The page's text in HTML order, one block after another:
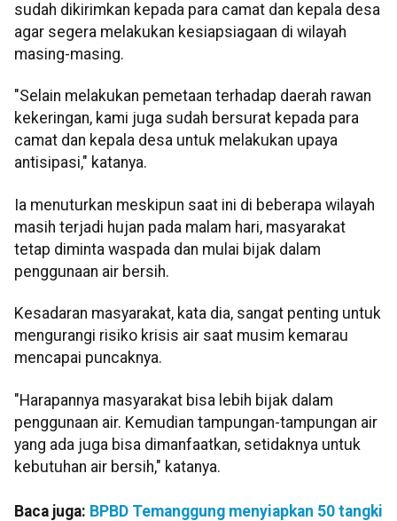
sudah dikirimkan kepada para camat dan kepala desa
agar segera melakukan kesiapsiagaan di wilayah
masing-masing.
"Selain melakukan pemetaan terhadap daerah rawan
kekeringan, kami juga sudah bersurat kepada para
camat dan kepala desa untuk melakukan upaya
antisipasi," katanya.
Ia menuturkan meskipun saat ini di beberapa wilayah
masih terjadi hujan pada malam hari, masyarakat
tetap diminta waspada dan mulai bijak dalam
penggunaan air bersih.
Kesadaran masyarakat, kata dia, sangat penting untuk
mengurangi risiko krisis air saat musim kemarau
mencapai puncaknya.
"Harapannya masyarakat bisa lebih bijak dalam
penggunaan air. Kemudian tampungan-tampungan air
yang ada juga bisa dimanfaatkan, setidaknya untuk
kebutuhan air bersih," katanya.
Baca juga: BPBD Temanggung menyiapkan 50 tangki